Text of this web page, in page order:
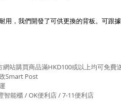
用，我們開發了可供更換的背板。可跟
站購買商品滿HKD100或以上均可免費
Smart Post
智能櫃 / OK便利店 / 7-11便利店